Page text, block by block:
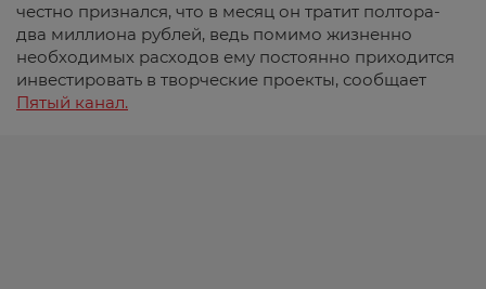
честно признался, что в месяц он тратит полтора-
два миллиона рублей, ведь помимо жизненно
необходимых расходов ему постоянно приходится
инвестировать в творческие проекты, сообщает
Пятый канал.